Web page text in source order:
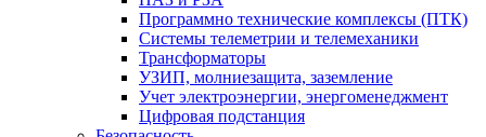
Программно технические комплексы (ПТК)
Системы телеметрии и телемеханики
Трансформаторы
УЗИП, молниезащита, заземление
Учет электроэнергии, энергоменеджмент
Цифровая подстанция